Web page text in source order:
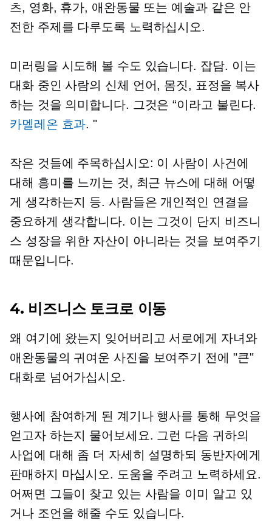
츠, 영화, 휴가, 애완동물 또는 예술과 같은 안
전한 주제를 다루도록 노력하십시오.
미러링을 시도해 볼 수도 있습니다. 잡담. 이는
대화 중인 사람의 신체 언어, 몸짓, 표정을 복사
하는 것을 의미합니다. 그것은 “이라고 불린다.
카멜레온 효과. "
작은 것들에 주목하십시오: 이 사람이 사건에
대해 흥미를 느끼는 것, 최근 뉴스에 대해 어떻
게 생각하는지 등. 사람들은 개인적인 연결을
중요하게 생각합니다. 이는 그것이 단지 비즈니
스 성장을 위한 자산이 아니라는 것을 보여주기
때문입니다.
4. 비즈니스 토크로 이동
왜 여기에 왔는지 잊어버리고 서로에게 자녀와
애완동물의 귀여운 사진을 보여주기 전에 "큰"
대화로 넘어가십시오.
행사에 참여하게 된 계기나 행사를 통해 무엇을
얻고자 하는지 물어보세요. 그런 다음 귀하의
사업에 대해 좀 더 자세히 설명하되 동반자에게
판매하지 마십시오. 도움을 주려고 노력하세요.
어쩌면 그들이 찾고 있는 사람을 이미 알고 있
거나 조언을 해줄 수도 있습니다.